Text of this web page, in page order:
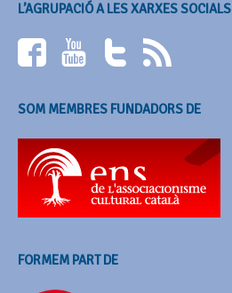
L’AGRUPACIÓ A LES XARXES SOCIALS
SOM MEMBRES FUNDADORS DE
FORMEM PART DE